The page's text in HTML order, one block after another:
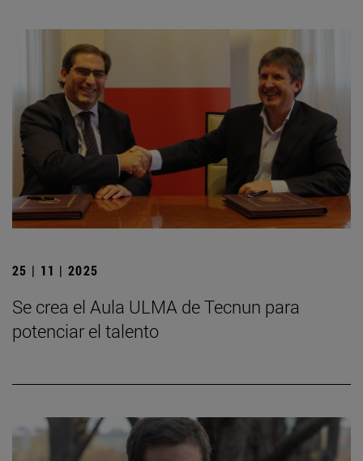
25 | 11 | 2025
Se crea el Aula ULMA de Tecnun para
potenciar el talento